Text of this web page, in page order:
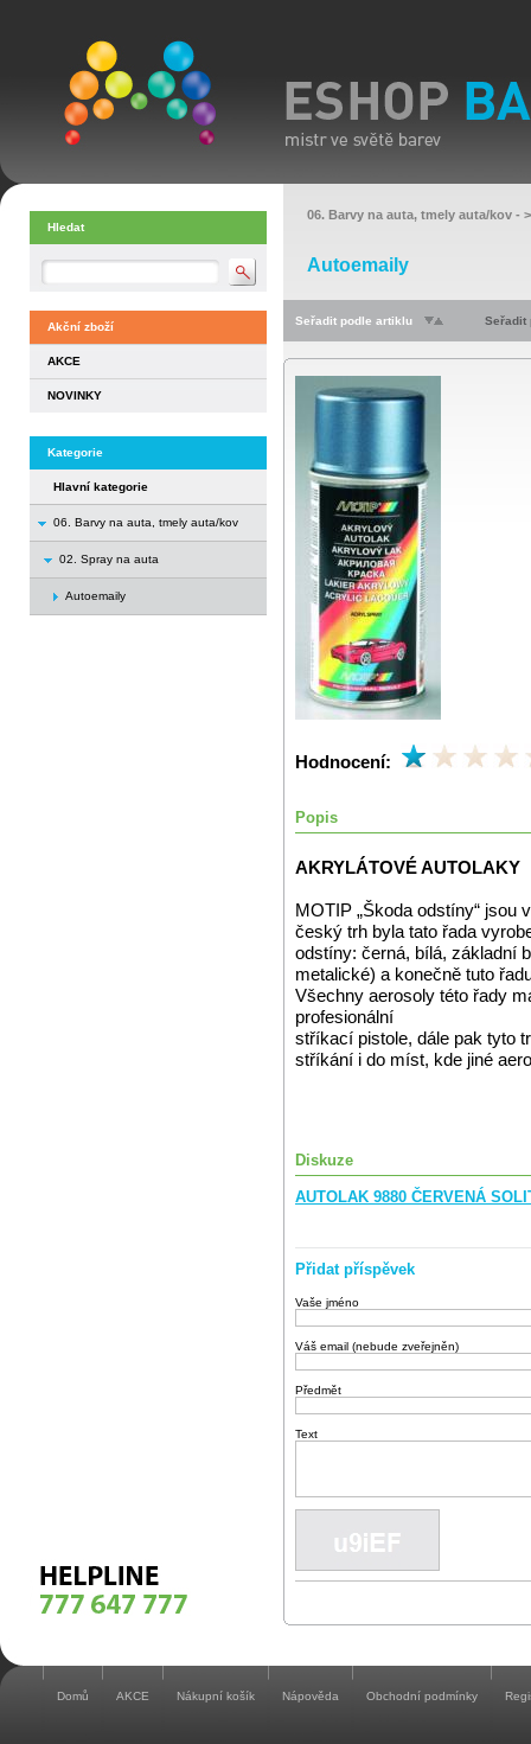
Hledat
Akční zboží
AKCE
NOVINKY
Kategorie
Hlavní kategorie
06. Barvy na auta, tmely auta/kov
02. Spray na auta
Autoemaily
06. Barvy na auta, tmely auta/kov -
Autoemaily
Seřadit podle artiklu Seřadit
Hodnocení:
Popis
AKRYLÁTOVÉ AUTOLAKY
MOTIP „Škoda odstíny“
český trh byla tato řada
odstíny: černá, bílá, základní
metalické) a konečně tuto
Všechny aerosoly této řady
profesionální
stříkací pistole, dále pak tyto
stříkání i do míst, kde jiné
Diskuze
AUTOLAK 9880 ČERVENÁ
Přidat příspěvek
Vaše jméno
Váš email (nebude zveřejněn)
Předmět
Text
Domů AKCE Nákupní košík Nápověda Obchodní podmínky